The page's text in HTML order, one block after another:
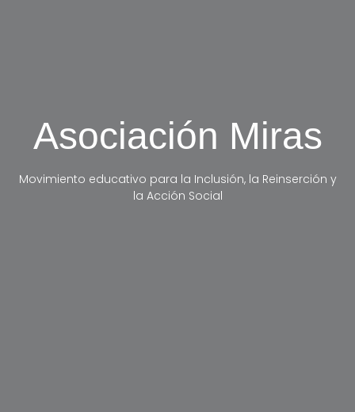
Asociación Miras
Movimiento educativo para la Inclusión, la Reinserción y
la Acción Social